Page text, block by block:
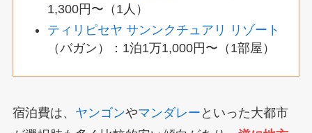
1,300円〜（1人）
ティリピセヤ サンンクチュアリ リゾート
（バガン）：1泊1万1,000円〜（1部屋）
宿泊費は、 ヤンゴンやマンダレー といった大都市